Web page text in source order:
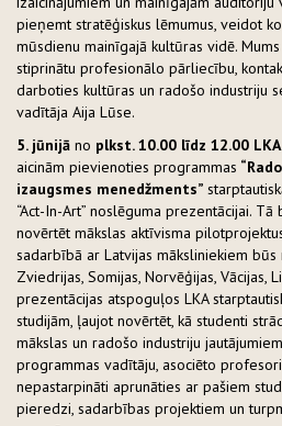
pieņemt stratēģiskus lēmumus, veidot
mūsdienu mainīgajā kultūras vidē.
stiprinātu profesionālo pārliecību,
darboties kultūras un radošo industriju
vadītāja Aija Lūse.
5. jūnijā no plkst. 10.00 līdz 12.00
aicinām pievienoties programmas
izaugsmes menedžments”
“Act-In-Art” noslēguma prezentācijai.
novērtēt mākslas aktīvisma
sadarbībā ar Latvijas māksliniekiem
Zviedrijas, Somijas, Norvēģijas, Vācijas,
prezentācijas atspoguļos LKA
studijām, ļaujot novērtēt, kā studenti
mākslas un radošo industriju
programmas vadītāju, asociēto
nepastarpināti aprunāties ar pašiem
pieredzi, sadarbības projektiem un